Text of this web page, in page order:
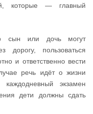
которые — главный
сын или дочь могут
дорогу, пользоваться
и ответственно вести
речь идёт о жизни
экзамен
дети должны сдать